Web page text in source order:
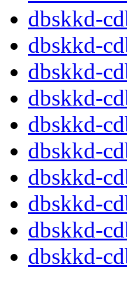
dbskkd-
dbskkd-
dbskkd-
dbskkd-
dbskkd-
dbskkd-
dbskkd-
dbskkd-
dbskkd-
dbskkd-